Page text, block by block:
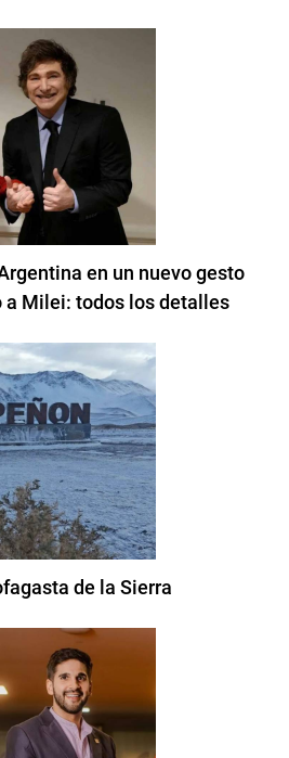
en un nuevo gesto
Milei: todos los detalles
de la Sierra